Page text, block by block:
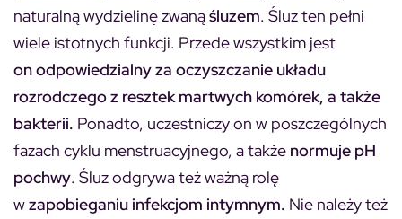
naturalną wydzielinę zwanąśluzem. Śluz ten pełni
wiele istotnych funkcji. Przede wszystkim jest
on odpowiedzialny za oczyszczanie układu
rozrodczego z resztek martwych komórek, a także
bakterii. Ponadto, uczestniczy on w poszczególnych
fazach cyklu menstruacyjnego, a także normuje pH
pochwy. Śluz odgrywa też ważną rolę
wzapobieganiu infekcjom intymnym. Nie należy też